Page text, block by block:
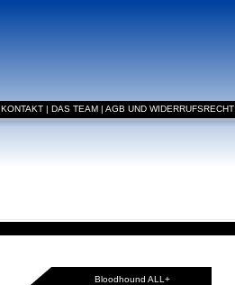
KONTAKT | DAS TEAM | AGB UND WIDERRUFSRECHT
Bloodhound ALL+